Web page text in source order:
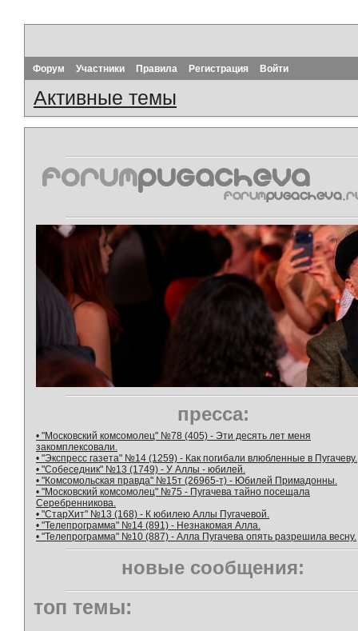
Форум Участники Правила Регистрация Войти
Активные темы
пресса:
• "Московский комсомолец" №78 (405) - Эти десять лет меня
закомплексовали.
• "Экспресс газета" №14 (1259) - Как погибали влюбленные в Пугачеву.
• "Собеседник" №13 (1749) - У Аллы - юбилей.
• "Комсомольская правда" №15т (26965-т) - Юбилей Примадонны.
• "Московский комсомолец" №75 - Пугачева тайно посещала
Серебренникова.
• "СтарХит" №13 (168) - К юбилею Аллы Пугачевой.
• "Телепрограмма" №14 (891) - Незнакомая Алла.
• "Телепрограмма" №10 (887) - Алла Пугачева опять разрешила весну.
новые сообщения:
топ темы: